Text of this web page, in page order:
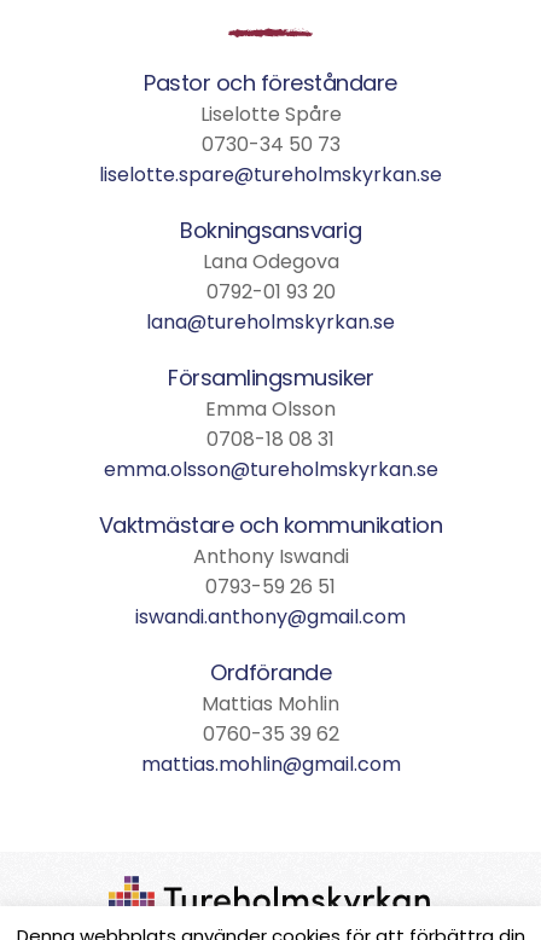
Pastor och föreståndare
Liselotte Spåre
0730-34 50 73
liselotte.spare@tureholmskyrkan.se
Bokningsansvarig
Lana Odegova
0792-01 93 20
lana@tureholmskyrkan.se
Församlingsmusiker
Emma Olsson
0708-18 08 31
emma.olsson@tureholmskyrkan.se
Vaktmästare och kommunikation
Anthony Iswandi
0793-59 26 51
iswandi.anthony@gmail.com
Ordförande
Mattias Mohlin
0760-35 39 62
mattias.mohlin@gmail.com